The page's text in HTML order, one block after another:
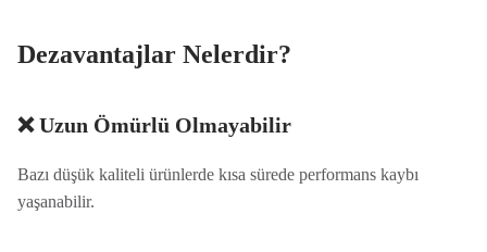
Dezavantajlar Nelerdir?
❌ Uzun Ömürlü Olmayabilir
Bazı düşük kaliteli ürünlerde kısa sürede performans kaybı
yaşanabilir.